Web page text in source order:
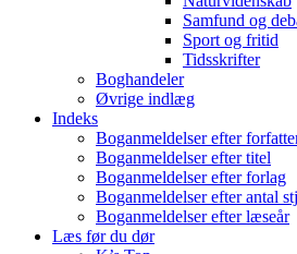
Samfund og
Sport og fritid
Tidsskrifter
Boghandeler
Øvrige indlæg
Indeks
Boganmeldelser efter
Boganmeldelser efter titel
Boganmeldelser efter forlag
Boganmeldelser efter antal
Boganmeldelser efter læseår
Læs før du dør